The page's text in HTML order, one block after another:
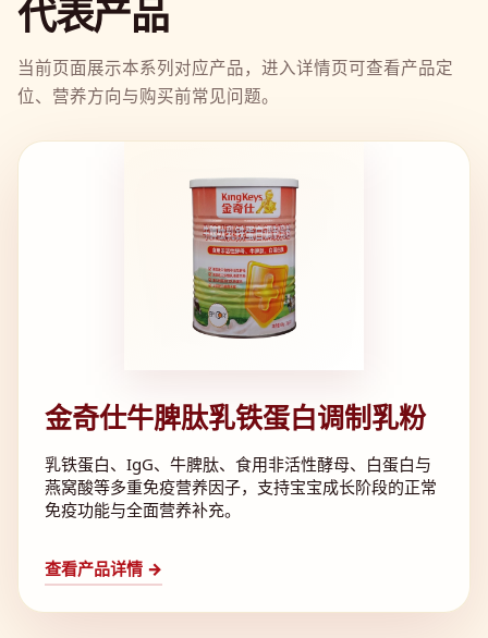
代表产品
当前页面展示本系列对应产品，进入详情页可查看产品定
位、营养方向与购买前常见问题。
金奇仕牛脾肽乳铁蛋白调制乳粉
乳铁蛋白、IgG、牛脾肽、食用非活性酵母、白蛋白与
燕窝酸等多重免疫营养因子，支持宝宝成长阶段的正常
免疫功能与全面营养补充。
查看产品详情 →